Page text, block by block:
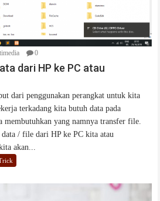
0
dari HP ke PC atau
dari penggunakan perangkat untuk kita
terkadang kita butuh data pada
membutuhkan yang namnya transfer file.
data / file dari HP ke PC kita atau
akan...